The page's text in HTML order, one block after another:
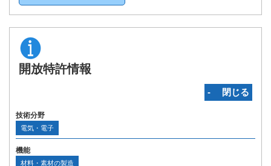
開放特許情報
‐ 閉じる
技術分野
電気・電子
機能
材料・素材の製造